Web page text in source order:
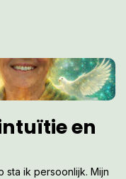
en
ik persoonlijk. Mijn